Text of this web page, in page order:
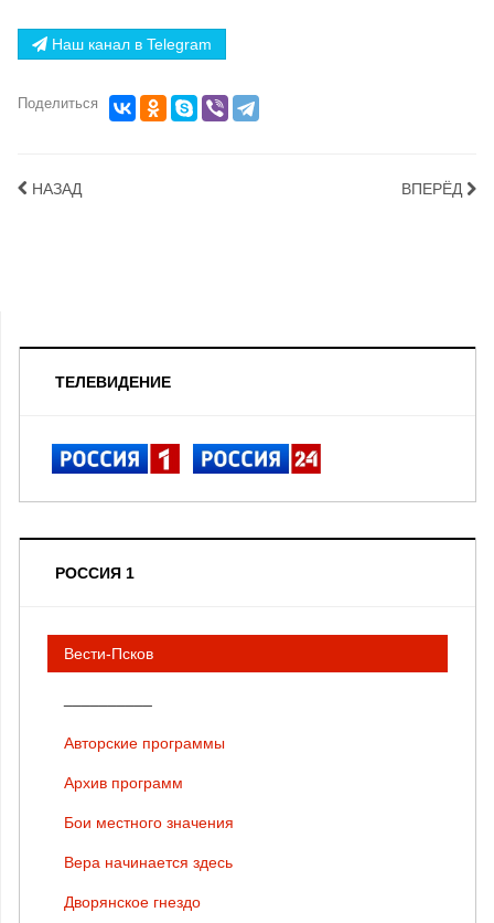
Наш канал в Telegram
Поделиться
НАЗАД ВПЕРЁД
ТЕЛЕВИДЕНИЕ
РОССИЯ 1
Вести-Псков
Авторские программы
Архив программ
Бои местного значения
Вера начинается здесь
Дворянское гнездо